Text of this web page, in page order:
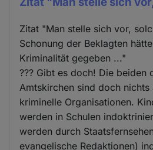
Zitat "Man stelle sich vor,
Schonung der Beklagten
Kriminalität gegeben ..."
??? Gibt es doch! Die beiden
Amtskirchen sind doch nichts
kriminelle Organisationen.
werden in Schulen
werden durch
evangelische Redaktionen)